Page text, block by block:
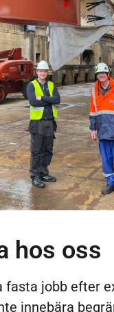
hos oss
fasta jobb efter
innebära